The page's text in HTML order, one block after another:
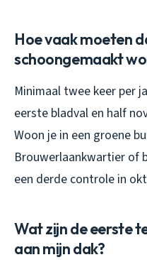
Hoe vaak moeten
schoongemaakt
Minimaal twee keer per
eerste bladval en half
Woon je in een groene
Brouwerlaankwartier of
een derde controle in
Wat zijn de eerste
aan mijn dak?